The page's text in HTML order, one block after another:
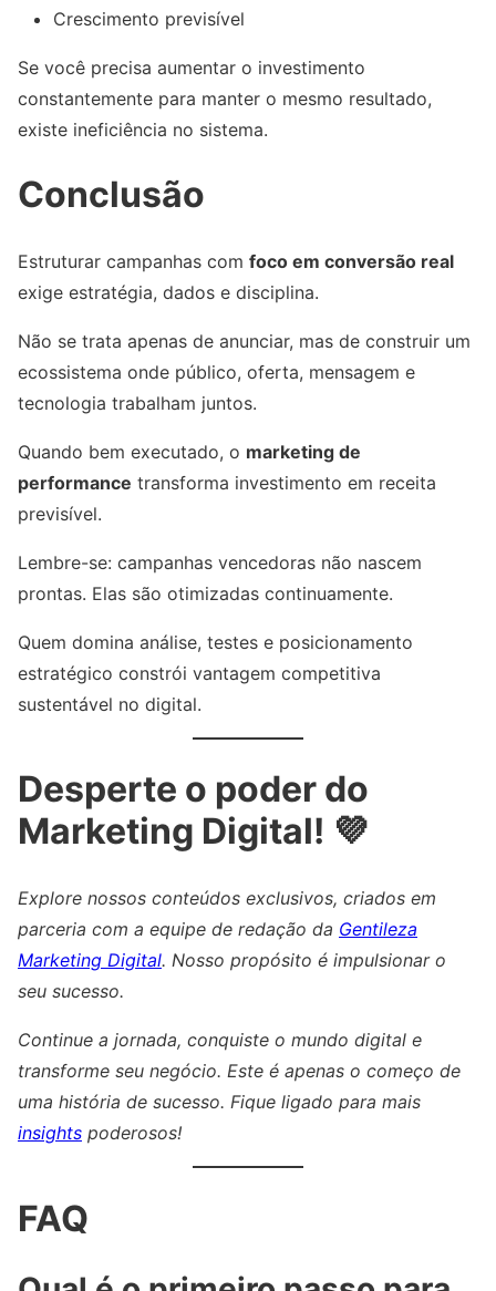
Crescimento previsível
Se você precisa aumentar o investimento
constantemente para manter o mesmo resultado,
existe ineficiência no sistema.
Conclusão
Estruturar campanhas com foco em conversão real
exige estratégia, dados e disciplina.
Não se trata apenas de anunciar, mas de construir um
ecossistema onde público, oferta, mensagem e
tecnologia trabalham juntos.
Quando bem executado, o marketing de
performance transforma investimento em receita
previsível.
Lembre-se: campanhas vencedoras não nascem
prontas. Elas são otimizadas continuamente.
Quem domina análise, testes e posicionamento
estratégico constrói vantagem competitiva
sustentável no digital.
Desperte o poder do
Marketing Digital! 💜
Explore nossos conteúdos exclusivos, criados em
parceria com a equipe de redação da Gentileza
Marketing Digital. Nosso propósito é impulsionar o
seu sucesso.
Continue a jornada, conquiste o mundo digital e
transforme seu negócio. Este é apenas o começo de
uma história de sucesso. Fique ligado para mais
insights poderosos!
FAQ